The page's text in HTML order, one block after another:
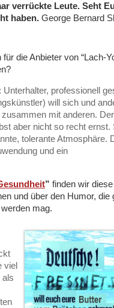
verrückte Leute. Seht
haben. George Bernard
die Anbieter von “Lach-
Unterhalter, professionell
will sich und
mit anderen. Der
aber nicht so recht ernst.
tolerante Atmosphäre.
und ein
” finden wir
und über den Humor, die
mag.
viel
als